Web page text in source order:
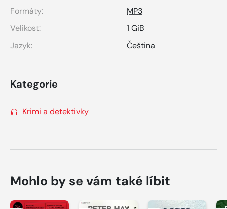
Formáty:
MP3
Velikost:
1 GiB
Jazyk:
Čeština
Kategorie
Krimi a detektivky
Mohlo by se vám také líbit